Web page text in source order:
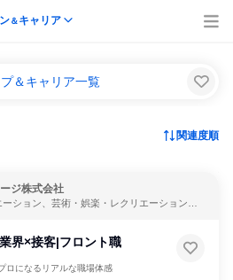
＆キャリア
＆キャリア一覧
関連度順
ジ株式会社
ション、芸術・娯楽・レクリエーション、
界×接客|フロント職
ロになるリアルな職場体感